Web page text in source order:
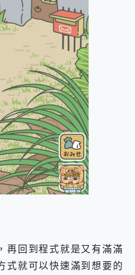
再回到程式就是又有滿滿
式就可以快速滿到想要的